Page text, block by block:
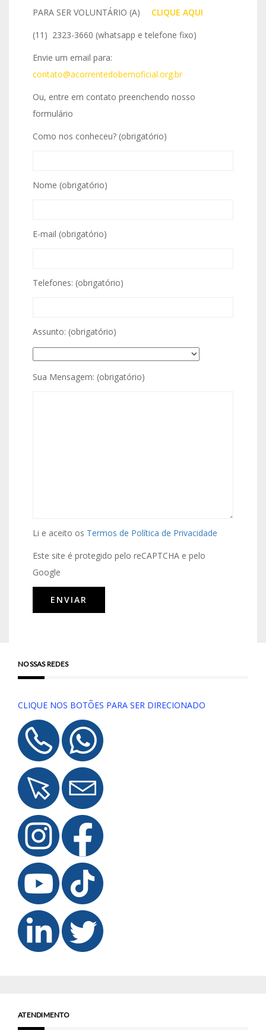
PARA SER VOLUNTÁRIO (A)
CLIQUE AQUI
(11) 2323-3660 (whatsapp e telefone fixo)
Envie um email para:
contato@acorrentedobemoficial.org.br
Ou, entre em contato preenchendo nosso
formulário
Como nos conheceu? (obrigatório)
Nome (obrigatório)
E-mail (obrigatório)
Telefones: (obrigatório)
Assunto: (obrigatório)
Sua Mensagem: (obrigatório)
Li e aceito os Termos de Política de Privacidade
Este site é protegido pelo reCAPTCHA e pelo
Google
NOSSAS REDES
CLIQUE NOS BOTÕES PARA SER DIRECIONADO
ATENDIMENTO